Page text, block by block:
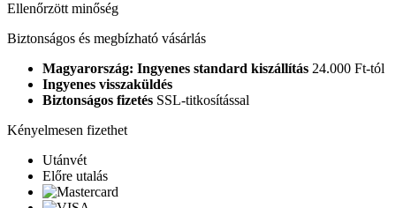
Ellenőrzött minőség
Biztonságos és megbízható vásárlás
Magyarország: Ingyenes standard kiszállítás 24.000 Ft-tól
Ingyenes visszaküldés
Biztonságos fizetés SSL-titkosítással
Kényelmesen fizethet
Utánvét
Előre utalás